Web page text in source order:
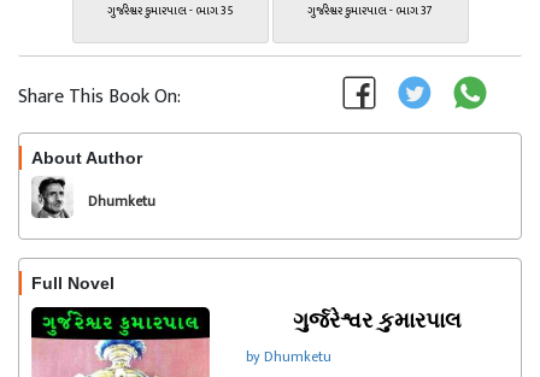
ગુર્જરેશ્વર કુમારપાલ - ભાગ 35 ગુર્જરેશ્વર કુમારપાલ - ભાગ 37
Share This Book On:
About Author
Dhumketu
Full Novel
ગુર્જરેશ્વર કુમારપાલ
by Dhumketu